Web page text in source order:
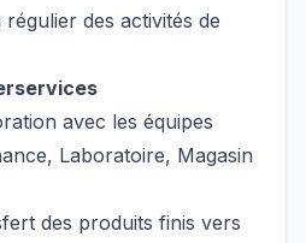
des activités de
avec les équipes
Laboratoire, Magasin
des produits finis vers